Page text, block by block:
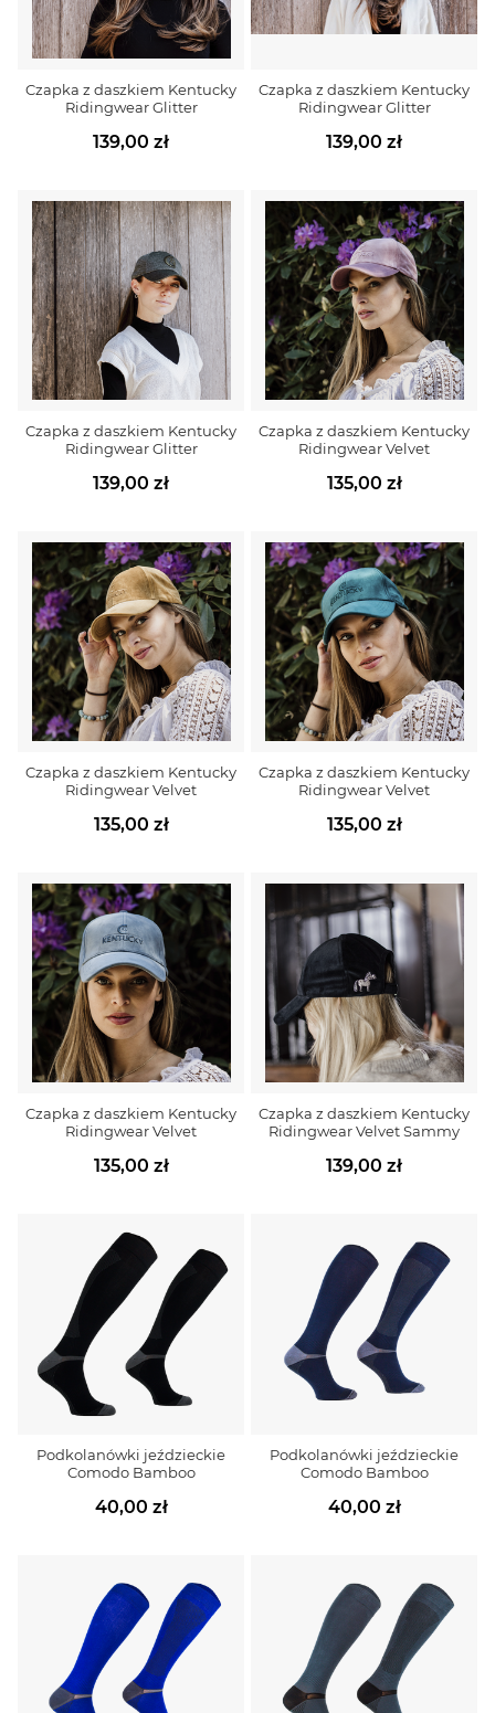
Czapka z daszkiem Kentucky
Ridingwear Glitter
139,00 zł
Czapka z daszkiem Kentucky
Ridingwear Glitter
139,00 zł
Czapka z daszkiem Kentucky
Ridingwear Glitter
139,00 zł
Czapka z daszkiem Kentucky
Ridingwear Velvet
135,00 zł
Czapka z daszkiem Kentucky
Ridingwear Velvet
135,00 zł
Czapka z daszkiem Kentucky
Ridingwear Velvet
135,00 zł
Czapka z daszkiem Kentucky
Ridingwear Velvet
135,00 zł
Czapka z daszkiem Kentucky
Ridingwear Velvet Sammy
139,00 zł
Podkolanówki jeździeckie
Comodo Bamboo
40,00 zł
Podkolanówki jeździeckie
Comodo Bamboo
40,00 zł